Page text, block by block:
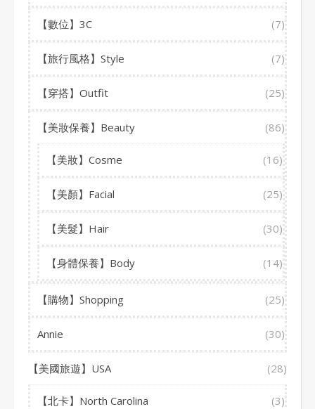
【數位】3C (7)
【旅行風格】Style (7)
【穿搭】Outfit (25)
【美妝保養】Beauty (86)
【美妝】Cosme (16)
【美顏】Facial (25)
【美髮】Hair (30)
【身體保養】Body (14)
【購物】Shopping (25)
Annie (30)
【美國旅遊】USA (28)
【北卡】North Carolina (3)